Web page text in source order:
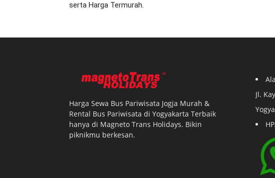
serta Harga Termurah.
Harga Sewa Bus Pariwisata Jogja Murah &
Rental Bus Pariwisata di Yogyakarta Terbaik
hanya di Magneto Trans Holidays. Bikin
piknikmu berkesan.
Jl.